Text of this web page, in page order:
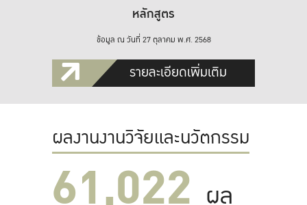
หลักสูตร
ข้อมูล ณ วันที่ 27 ตุลาคม พ.ศ. 2568
รายละเอียดเพิ่มเติม
ผลงานงานวิจัยและนวัตกรรม
61,022 ผล